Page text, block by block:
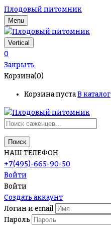
Плодовый питомник
Menu
Vertical
0
Закрыть
Корзина(0)
Корзина пустаВ каталог
Поиск
НАШ ТЕЛЕФОН
+7(495)-665-90-50
Войти
Войти
Создать аккаунт
Логин и email
Пароль